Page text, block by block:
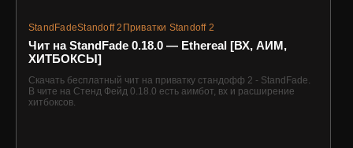
StandFadeStandoff 2 Приватки Standoff 2
Чит на StandFade 0.18.0 — Ethereal [ВХ, АИМ,
ХИТБОКСЫ]
Скачать бесплатный чит на приватку стандофф 2 - StandFade.
В чите на Стенд Фейд 0.18.0 есть аимбот, вх и расширение
хитбоксов.